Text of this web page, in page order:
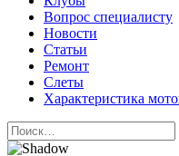
Вопрос специалисту
Новости
Статьи
Ремонт
Слеты
Характеристика
Найти: